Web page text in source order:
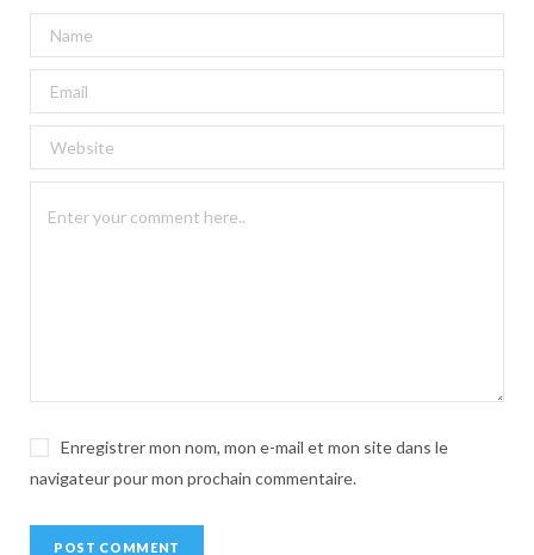
Enregistrer mon nom, mon e-mail et mon site dans le
navigateur pour mon prochain commentaire.
l
e
n